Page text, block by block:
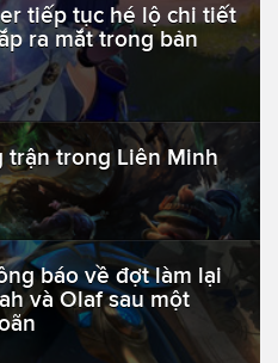
tiếp tục hé lộ chi tiết
ra mắt trong bản
trận trong Liên Minh
báo về đợt làm lại
và Olaf sau một